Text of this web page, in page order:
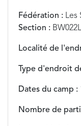
Fédération : Les
Section :
Localité de
Type d'endroit
Dates du camp :
Nombre de